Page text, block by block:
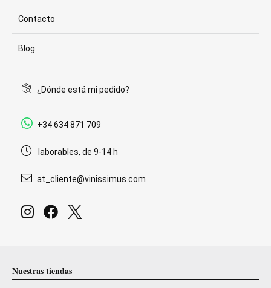
Contacto
Blog
¿Dónde está mi pedido?
+34 634 871 709
laborables, de 9-14 h
at_cliente@vinissimus.com
Nuestras tiendas